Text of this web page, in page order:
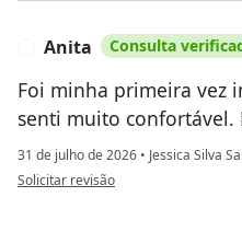
Anita Consulta
Foi minha primeira vez
senti muito confortável.
31 de julho de 2026 • Jessica Silva
na opinião do utilizador Anita
Solicitar revisão